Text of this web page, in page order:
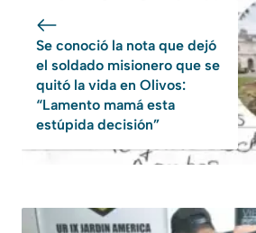
Se conoció la nota que dejó
el soldado misionero que se
quitó la vida en Olivos:
“Lamento mamá esta
estúpida decisión”